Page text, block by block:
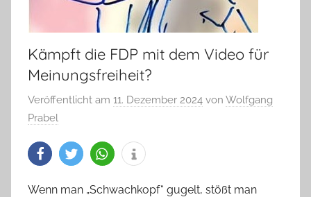
Kämpft die FDP mit dem Video für
Meinungsfreiheit?
Veröffentlicht am 11. Dezember 2024 von Wolfgang
Prabel
Wenn man „Schwachkopf“ gugelt, stößt man